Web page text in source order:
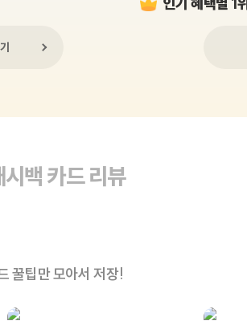
백 카드 리뷰
꿀팁만 모아서 저장!